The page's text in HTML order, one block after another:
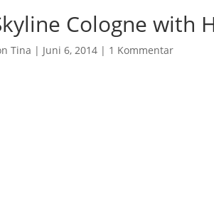
Cologne with
Tina | Juni 6, 2014 | 1 Kommentar